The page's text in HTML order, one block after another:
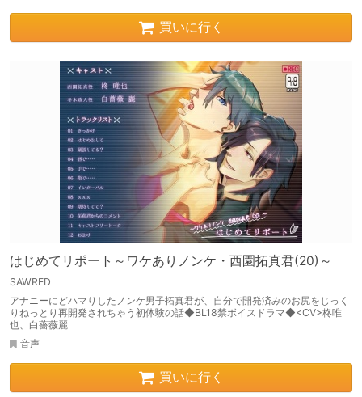
買いに行く
はじめてリポート～ワケありノンケ・西園拓真君(20)～
SAWRED
アナニーにどハマりしたノンケ男子拓真君が、自分で開発済みのお尻をじっく
りねっとり再開発されちゃう初体験の話◆BL18禁ボイスドラマ◆<CV>柊唯
也、白薔薇麗
音声
買いに行く